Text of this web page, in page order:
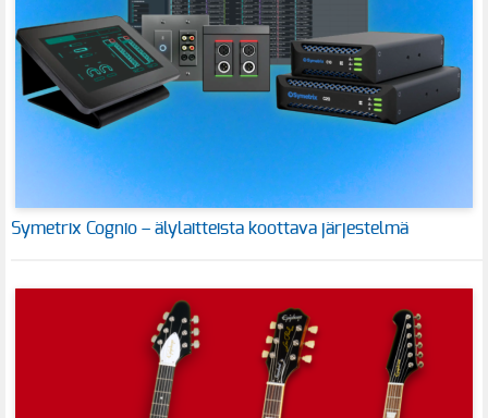
Symetrix Cognio – älylaitteista koottava järjestelmä